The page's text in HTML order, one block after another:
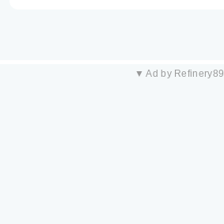
▼ Ad by Refinery89